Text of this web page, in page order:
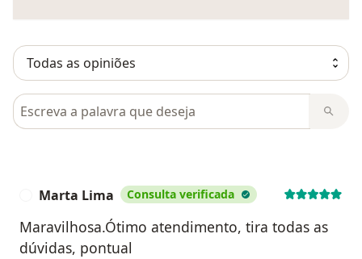
Pesquisar em opiniões
Marta Lima Consulta verificada
Maravilhosa.Ótimo atendimento, tira todas as
dúvidas, pontual